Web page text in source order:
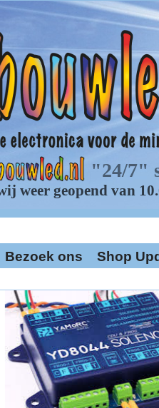
Bezoek ons Shop